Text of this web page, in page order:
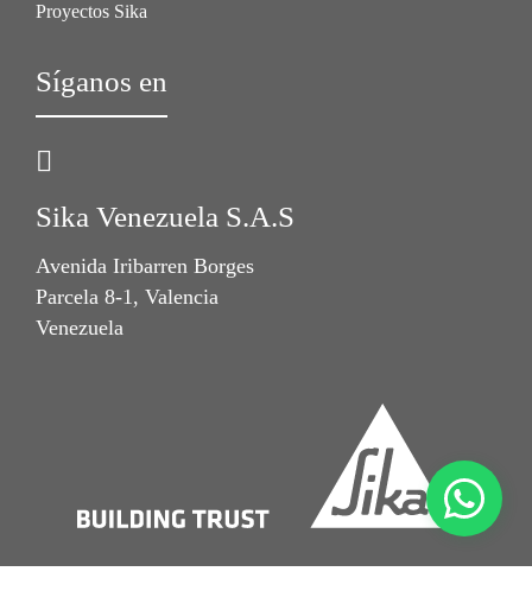
Proyectos Sika
Síganos en
Sika Venezuela S.A.S
Avenida Iribarren Borges
Parcela 8-1, Valencia
Venezuela